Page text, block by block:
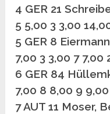
4 GER 21
5 5,00 3 3,00
5 GER 8
7,00 3 3,00 7 7,00
6 GER 84
7,00 8 8,00 9 9,00
7 AUT 11 Moser,